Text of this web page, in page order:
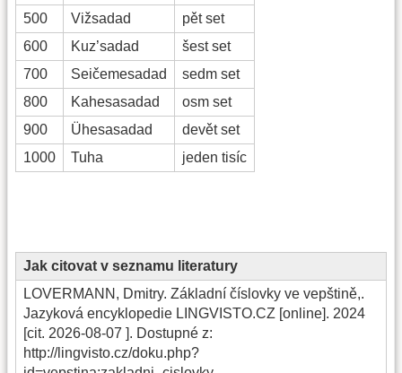
500
Vižsadad
pět set
600
Kuz’sadad
šest set
700
Seičemesadad
sedm set
800
Kahesasadad
osm set
900
Ühesasadad
devět set
1000
Tuha jeden tisíc
Jak citovat v seznamu literatury
LOVERMANN, Dmitry. Základní číslovky ve vepštině,.
Jazyková encyklopedie LINGVISTO.CZ [online]. 2024
[cit. 2026-08-07 ]. Dostupné z:
http://lingvisto.cz/doku.php?